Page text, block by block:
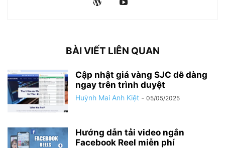
BÀI VIẾT LIÊN QUAN
Cập nhật giá vàng SJC dễ dàng
ngay trên trình duyệt
Huỳnh Mai Anh Kiệt - 05/05/2025
Hướng dẫn tải video ngắn
Facebook Reel miễn phí